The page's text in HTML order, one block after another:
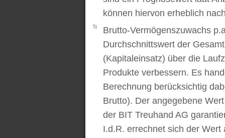
können hiervon erheblich
5)
Brutto-Vermögenszuwachs
Durchschnittswert der
(Kapitaleinsatz) über die
Produkte verbessern. Es
Berechnung berücksichtig
Brutto). Der angegebene
der BIT Treuhand AG
I.d.R. errechnet sich der